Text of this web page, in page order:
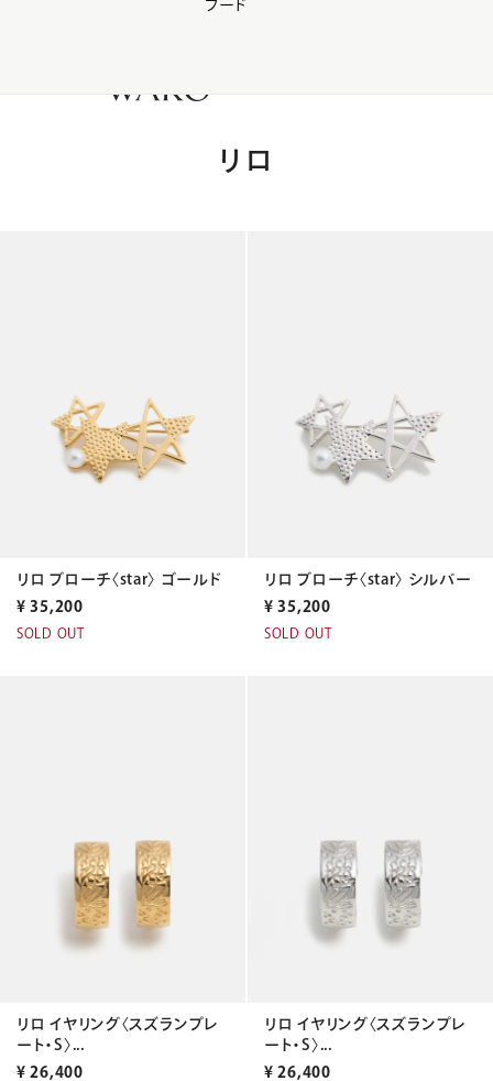
【会員様限定】夏のプレゼントキャンペーン開催中
フード
リロ
リロ ブローチ〈star〉 ゴールド
¥ 35,200
SOLD OUT
リロ ブローチ〈star〉 シルバー
¥ 35,200
SOLD OUT
リロ イヤリング〈スズランプレ
ート・S〉...
¥ 26,400
リロ イヤリング〈スズランプレ
ート・S〉...
¥ 26,400